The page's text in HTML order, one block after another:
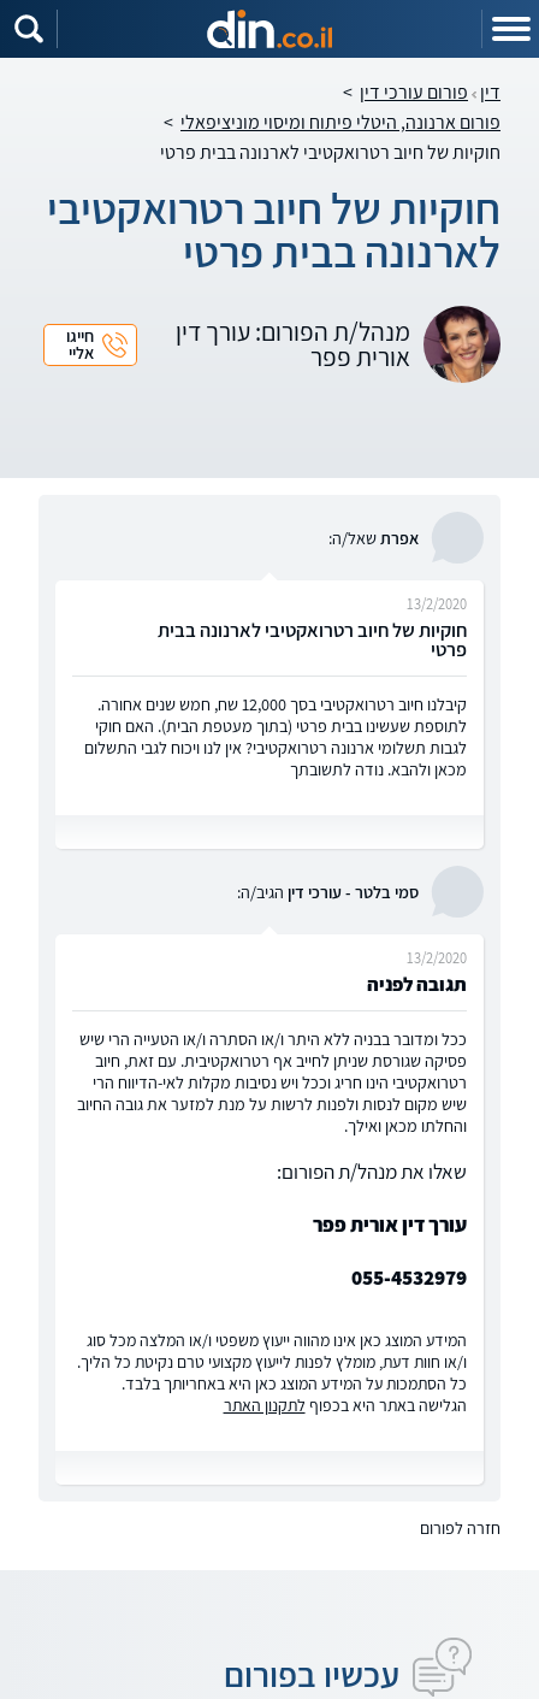
דין פורום עורכי דין >
פורום ארנונה, היטלי פיתוח ומיסוי מוניציפאלי >
חוקיות של חיוב רטרואקטיבי לארנונה בבית פרטי
חוקיות של חיוב רטרואקטיבי
לארנונה בבית פרטי
מנהל/ת הפורום: עורך דין
אורית פפר
חייגו
אליי
אפרת שאל/ה:
חוקיות של חיוב רטרואקטיבי לארנונה בבית
פרטי
13/2/2020
קיבלנו חיוב רטרואקטיבי בסך 12,000 שח, חמש שנים אחורה.
לתוספת שעשינו בבית פרטי (בתוך מעטפת הבית). האם חוקי
לגבות תשלומי ארנונה רטרואקטיבי? אין לנו ויכוח לגבי התשלום
מכאן ולהבא. נודה לתשובתך
סמי בלטר - עורכי דין הגיב/ה:
תגובה לפניה
13/2/2020
ככל ומדובר בבניה ללא היתר ו/או הסתרה ו/או הטעייה הרי שיש
פסיקה שגורסת שניתן לחייב אף רטרואקטיבית. עם זאת, חיוב
רטרואקטיבי הינו חריג וככל ויש נסיבות מקלות לאי-הדיווח הרי
שיש מקום לנסות ולפנות לרשות על מנת למזער את גובה החיוב
והחלתו מכאן ואילך.
שאלו את מנהל/ת הפורום:
עורך דין אורית פפר
055-4532979
המידע המוצג כאן אינו מהווה ייעוץ משפטי ו/או המלצה מכל סוג
ו/או חוות דעת, מומלץ לפנות לייעוץ מקצועי טרם נקיטת כל הליך.
כל הסתמכות על המידע המוצג כאן היא באחריותך בלבד.
הגלישה באתר היא בכפוף לתקנון האתר
חזרה לפורום
עכשיו בפורום